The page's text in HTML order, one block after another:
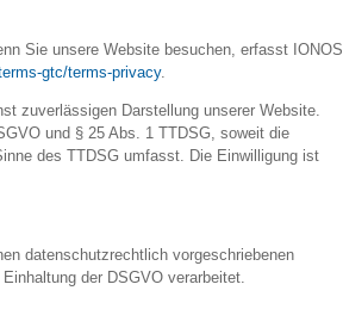
Sie unsere Website besuchen, erfasst IONOS
gtc/terms-privacy.
zuverlässigen Darstellung unserer Website.
und § 25 Abs. 1 TTDSG, soweit die
des TTDSG umfasst. Die Einwilligung ist
datenschutzrechtlich vorgeschriebenen
der DSGVO verarbeitet.